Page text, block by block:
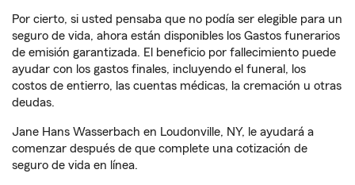
Por cierto, si usted pensaba que no podía ser elegible para un
seguro de vida, ahora están disponibles los Gastos funerarios
de emisión garantizada. El beneficio por fallecimiento puede
ayudar con los gastos finales, incluyendo el funeral, los
costos de entierro, las cuentas médicas, la cremación u otras
deudas.
Jane Hans Wasserbach en Loudonville, NY, le ayudará a
comenzar después de que complete una cotización de
seguro de vida en línea.